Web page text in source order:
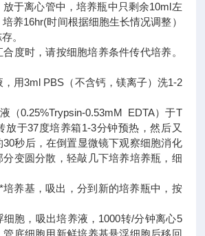
于离心管中，培养瓶中只剩余10ml左
养16hr(时间根据细胞生长情况调整）
。
时，请按细胞培养条件传代培养。
用3ml PBS（不含钙，镁离子）洗1-2
0.25%Trypsin-0.53mM EDTA）于T
放于37度培养箱1-3分钟预热，然后又
秒后，在倒置显微镜下观察细胞消化
变圆分散，轻敲几下培养培养瓶，细
养基，吸出，分到新的培养瓶中，按
，吸出培养液，1000转/分钟离心5
底细胞用新鲜培养基悬浮细胞后移回